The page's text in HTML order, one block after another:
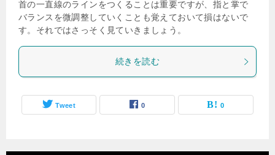
首の一直線のラインをつくることは重要ですが、指と掌で
バランスを微調整していくことも覚えておいて損はないで
す。それではさっそく見ていきましょう。
続きを読む
Tweet 0 0